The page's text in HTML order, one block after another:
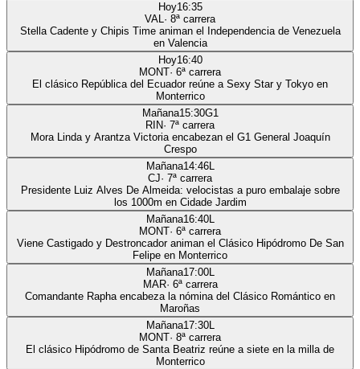
Hoy16:35
VAL· 8ª carrera
Stella Cadente y Chipis Time animan el Independencia de Venezuela
en Valencia
Hoy16:40
MONT· 6ª carrera
El clásico República del Ecuador reúne a Sexy Star y Tokyo en
Monterrico
Mañana15:30G1
RIN· 7ª carrera
Mora Linda y Arantza Victoria encabezan el G1 General Joaquín
Crespo
Mañana14:46L
CJ· 7ª carrera
Presidente Luiz Alves De Almeida: velocistas a puro embalaje sobre
los 1000m en Cidade Jardim
Mañana16:40L
MONT· 6ª carrera
Viene Castigado y Destroncador animan el Clásico Hipódromo De San
Felipe en Monterrico
Mañana17:00L
MAR· 6ª carrera
Comandante Rapha encabeza la nómina del Clásico Romántico en
Maroñas
Mañana17:30L
MONT· 8ª carrera
El clásico Hipódromo de Santa Beatriz reúne a siete en la milla de
Monterrico